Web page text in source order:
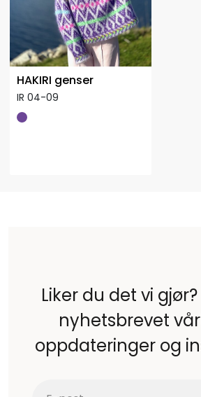
HAKIRI genser
IR 04-09
Liker du det vi
nyhetsbrevet
oppdateringer og